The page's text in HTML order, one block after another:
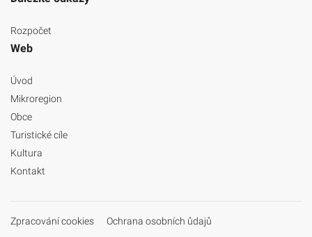
Rozpočet
Web
Úvod
Mikroregion
Obce
Turistické cíle
Kultura
Kontakt
Zpracování cookies Ochrana osobních ůdajů